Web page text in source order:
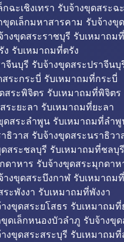
ฉะเชิงเทรา รับจ้างขุดสระฉ
เล็กมหาสารคาม รับจ้าง
งขุดสระราชบุรี รับเหมาถม
ง รับเหมาถมที่ตรัง
จีนบุรี รับจ้างขุดสระปราจีน
ระกระบี่ รับเหมาถมที่กระบี่
สระพิจิตร รับเหมาถมที่พิจิตร
ระยะลา รับเหมาถมที่ยะลา
ดสระลำพูน รับเหมาถมที่ลำ
ธิวาส รับจ้างขุดสระนราธิว
สระชลบุรี รับเหมาถมที่ชลบุรี
าหาร รับจ้างขุดสระมุกดา
งขุดสระบึงกาฬ รับเหมาถม
ะพังงา รับเหมาถมที่พังงา
งขุดสระยโสธร รับเหมาถมที่
เล็กหนองบัวลำภู รับจ้าง
งขุดสระสระบุรี รับเหมาถมที่